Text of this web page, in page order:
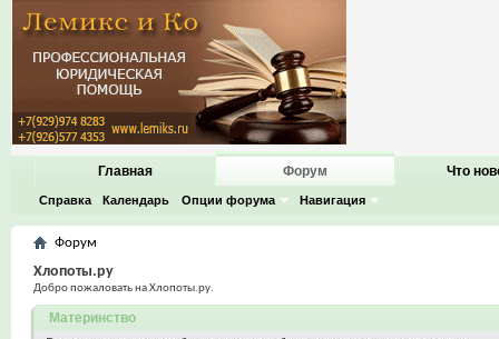
Главная Форум
Справка Календарь Опции форума Навигация
Что
Форум
Хлопоты.ру
Добро пожаловать на Хлопоты.ру.
Материнство